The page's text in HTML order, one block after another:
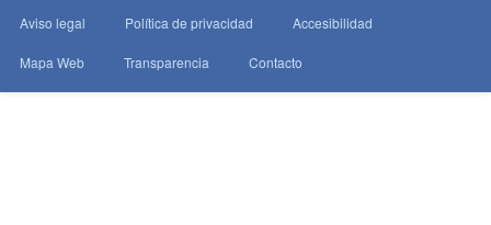
Aviso legal Política de privacidad Accesibilidad
Mapa Web Transparencia Contacto